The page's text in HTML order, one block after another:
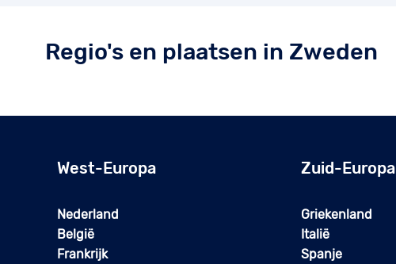
Regio's en plaatsen in Zweden
West-Europa
Nederland
België
Frankrijk
Zuid-Europa
Griekenland
Italië
Spanje